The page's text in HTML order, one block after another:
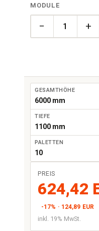
MODULE
− +
GESAMTHÖHE
6000 mm
TIEFE
1100 mm
PALETTEN
10
PREIS
624,42
-17% · 124,89 EUR
inkl. 19% MwSt.